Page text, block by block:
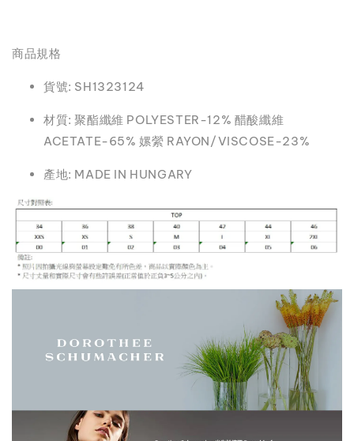
商品規格
貨號: SH1323124
材質: 聚酯纖維 POLYESTER-12% 醋酸纖維
ACETATE-65% 嫘縈 RAYON/VISCOSE-23%
產地: MADE IN HUNGARY